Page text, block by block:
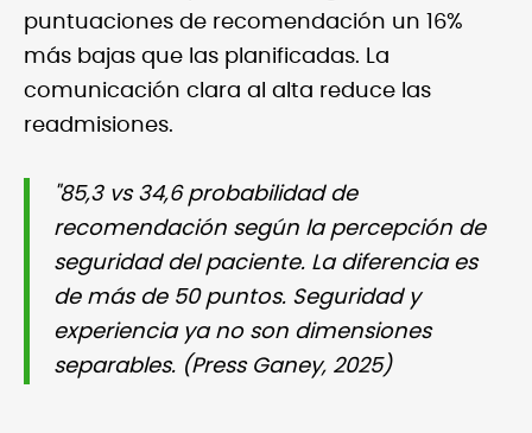
puntuaciones de recomendación un 16%
más bajas que las planificadas. La
comunicación clara al alta reduce las
readmisiones.
"85,3 vs 34,6 probabilidad de
recomendación según la percepción de
seguridad del paciente. La diferencia es
de más de 50 puntos. Seguridad y
experiencia ya no son dimensiones
separables. (Press Ganey, 2025)